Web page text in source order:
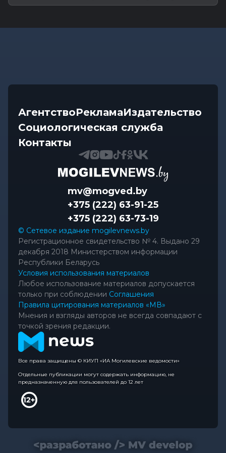
АгентствоРекламаИздательство
Социологическая служба
Контакты
mv@mogved.by
+375 (222) 63-91-25
+375 (222) 63-73-19
© Сетевое издание mogilevnews.by
Регистрационное свидетельство № 4. Выдано 29
декабря 2018 Министерством информации
Республики Беларусь
Условия использования материалов
Любое использование материалов допускается
только при соблюдении Соглашения
Правила цитирования материалов «МВ»
Мнения и взгляды авторов не всегда совпадают с
точкой зрения редакции.
Все права защищены © КИУП «ИА Могилевские ведомости»
Отдельные публикации могут содержать информацию, не
предназначенную для пользователей до 12 лет